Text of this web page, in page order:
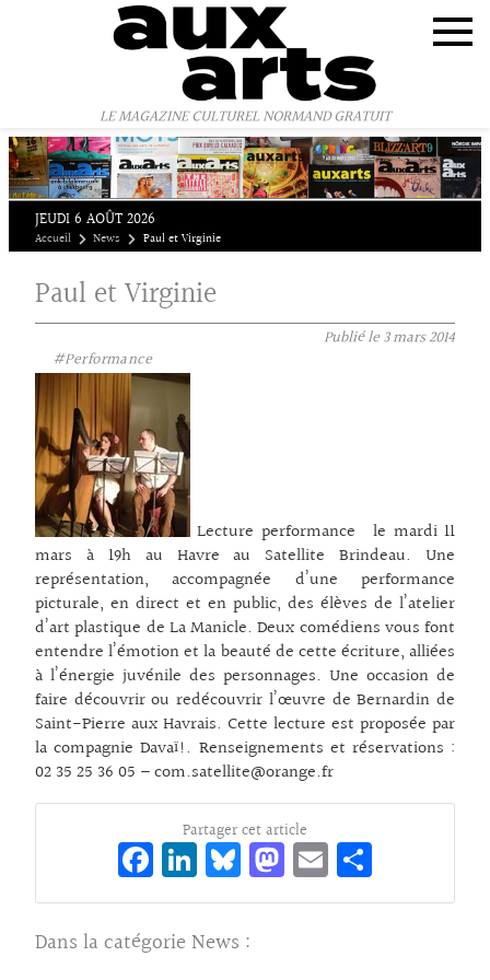
LE MAGAZINE CULTUREL NORMAND GRATUIT
JEUDI 6 AOÛT 2026
Accueil News Paul et Virginie
Paul et Virginie
Publié le3 mars 2014
#Performance
Lecture performance le mardi 11
mars à 19h au Havre au Satellite Brindeau. Une
représentation, accompagnée d’une performance
picturale, en direct et en public, des élèves de l’atelier
d’art plastique de La Manicle. Deux comédiens vous font
entendre l’émotion et la beauté de cette écriture, alliées
à l’énergie juvénile des personnages. Une occasion de
faire découvrir ou redécouvrir l’œuvre de Bernardin de
Saint-Pierre aux Havrais. Cette lecture est proposée par
la compagnie Davaï!. Renseignements et réservations :
02 35 25 36 05 – com.satellite@orange.fr
Partager cet article
Fa
ce
bo
o
Li
n
ke
dI
Bl
ue
sk
M
as
E
m rt
Dans la catégorie News :
Panneau de gestion des cookies